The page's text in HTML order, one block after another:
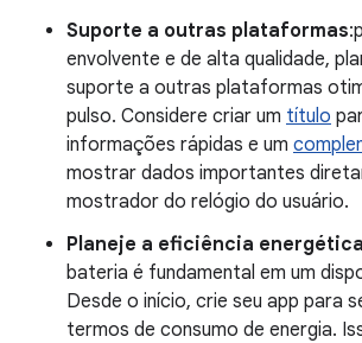
Suporte a outras plataformas
envolvente e de alta qualidade,
suporte a outras plataformas
pulso. Considere criar um título
informações rápidas e um
mostrar dados importantes
mostrador do relógio do usuário.
Planeje a eficiência energética
bateria é fundamental em um
Desde o início, crie seu app para
termos de consumo de energia.